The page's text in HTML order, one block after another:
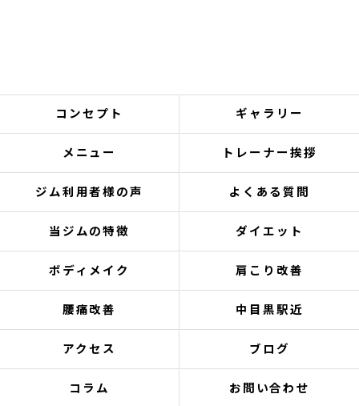
コンセプト ギャラリー
メニュー トレーナー挨拶
ジム利用者様の声 よくある質問
当ジムの特徴 ダイエット
ボディメイク 肩こり改善
腰痛改善 中目黒駅近
アクセス ブログ
コラム お問い合わせ